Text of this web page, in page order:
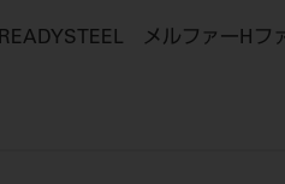
READYSTEEL メルファーH